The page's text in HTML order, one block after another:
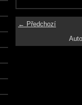
← Předchozí